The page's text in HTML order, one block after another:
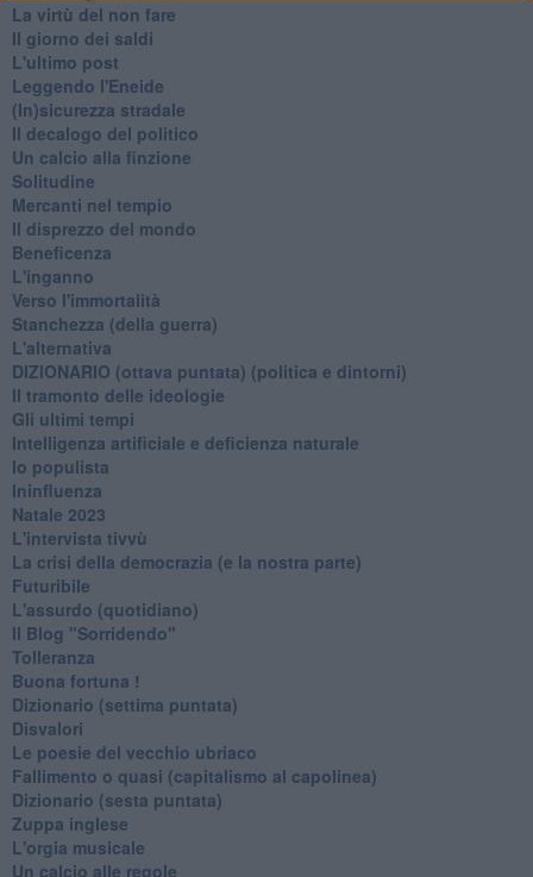
La virtù del non fare
Il giorno dei saldi
L'ultimo post
Leggendo l'Eneide
​(In)sicurezza stradale
Il decalogo del politico
Un calcio alla finzione
Solitudine
Mercanti nel tempio
Il disprezzo del mondo
Beneficenza
L'inganno
Verso l'immortalità
Stanchezza (della guerra)
L'alternativa
​DIZIONARIO (ottava puntata) (politica e dintorni)
Il tramonto delle ideologie
Gli ultimi tempi
Intelligenza artificiale e deficienza naturale
Io populista
Ininfluenza
Natale 2023
L'intervista tivvù
La crisi della democrazia (e la nostra parte)
Futuribile
L'assurdo (quotidiano)
Il Blog "Sorridendo"
Tolleranza
Buona fortuna !
​Dizionario (settima puntata)
Disvalori
Le poesie del vecchio ubriaco
Fallimento o quasi (capitalismo al capolinea)
Dizionario (sesta puntata)
Zuppa inglese
L'orgia musicale
Un calcio alle regole